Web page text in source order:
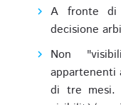
A fronte di
decisione
Non
appartenenti
di tre mesi.